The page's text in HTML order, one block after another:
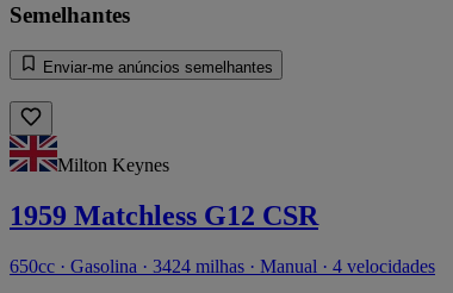
Semelhantes
Enviar-me anúncios semelhantes
Milton Keynes
1959 Matchless G12 CSR
650cc · Gasolina · 3424 milhas · Manual · 4 velocidades